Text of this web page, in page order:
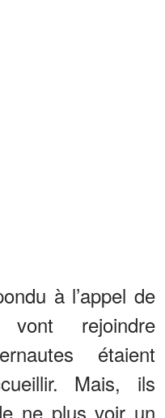
à l’appel de
rejoindre
étaient
Mais, ils
ne plus voir un